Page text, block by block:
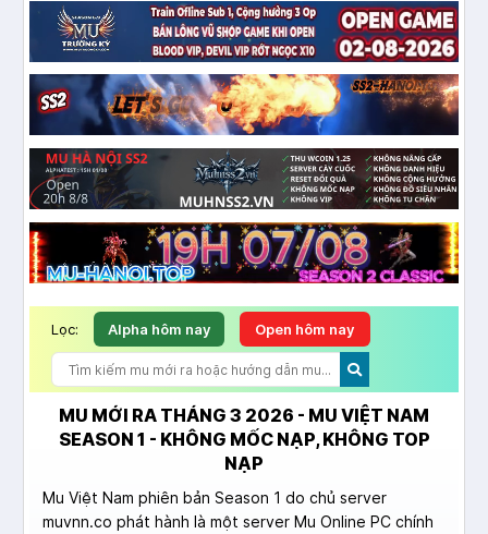
Lọc: Alpha hôm nay Open hôm nay
MU MỚI RA THÁNG 3 2026 - MU VIỆT NAM
SEASON 1 - KHÔNG MỐC NẠP, KHÔNG TOP
NẠP
Mu Việt Nam phiên bản Season 1 do chủ server
muvnn.co phát hành là một server Mu Online PC chính